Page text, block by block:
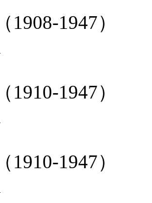
1908-1947）
1947）
1910-1947）